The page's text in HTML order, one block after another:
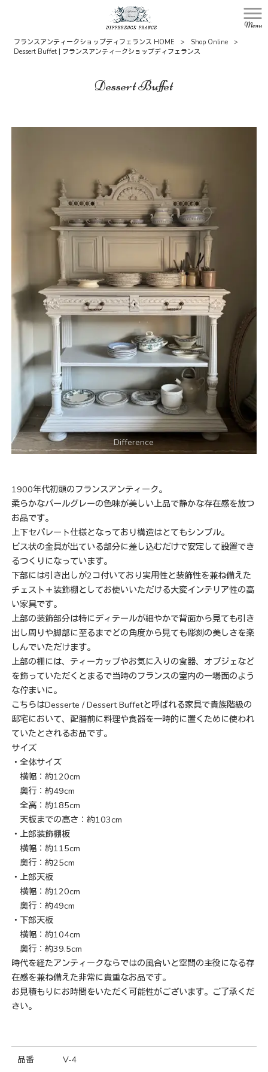
Menu
フランスアンティークショップディフェランス HOME > Shop Online
>
Dessert Buffet | フランスアンティークショップディフェランス
Dessert Buffet
1900年代初頭のフランスアンティーク。
柔らかなパールグレーの色味が美しい上品で静かな存在感を放つ
お品です。
上下セパレート仕様となっており構造はとてもシンプル。
ビス状の金具が出ている部分に差し込むだけで安定して設置でき
るつくりになっています。
下部には引き出しが2コ付いており実用性と装飾性を兼ね備えた
チェスト＋装飾棚としてお使いいただける大変インテリア性の高
い家具です。
上部の装飾部分は特にディテールが細やかで背面から見ても引き
出し周りや脚部に至るまでどの角度から見ても彫刻の美しさを楽
しんでいただけます。
上部の棚には、ティーカップやお気に入りの食器、オブジェなど
を飾っていただくとまるで当時のフランスの室内の一場面のよう
な佇まいに。
こちらはDesserte / Dessert Buffetと呼ばれる家具で貴族階級の
邸宅において、配膳前に料理や食器を一時的に置くために使われ
ていたとされるお品です。
サイズ
・全体サイズ
横幅：約120cm
奥行：約49cm
全高：約185cm
天板までの高さ：約103cm
・上部装飾棚板
横幅：約115cm
奥行：約25cm
・上部天板
横幅：約120cm
奥行：約49cm
・下部天板
横幅：約104cm
奥行：約39.5cm
時代を経たアンティークならではの風合いと空間の主役になる存
在感を兼ね備えた非常に貴重なお品です。
お見積もりにお時間をいただく可能性がございます。ご了承くだ
さい。
品番 V-4